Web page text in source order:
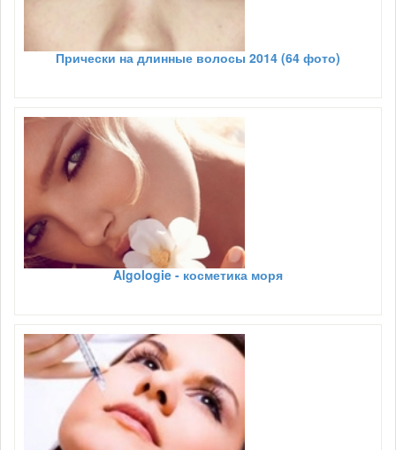
Прически на длинные волосы 2014 (64 фото)
Algologie - косметика моря